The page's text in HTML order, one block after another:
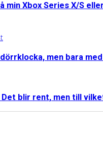
min Xbox Series X/S
men bara
blir rent, men till